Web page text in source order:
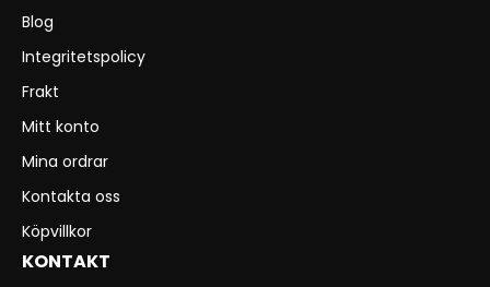
Blog
Integritetspolicy
Frakt
Mitt konto
Mina ordrar
Kontakta oss
Köpvillkor
KONTAKT